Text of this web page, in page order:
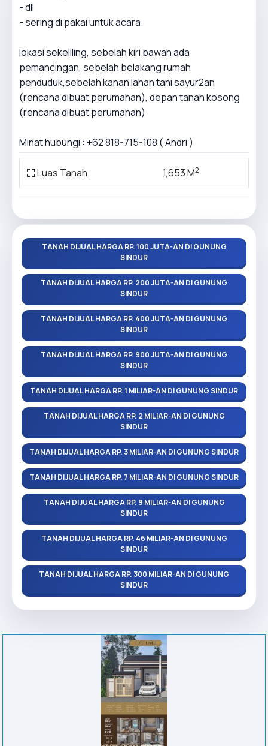
- dll
- sering di pakai untuk acara
lokasi sekeliling, sebelah kiri bawah ada
pemancingan, sebelah belakang rumah
penduduk,sebelah kanan lahan tani sayur2an
(rencana dibuat perumahan), depan tanah kosong
(rencana dibuat perumahan)
Minat hubungi : +62 818-715-108 ( Andri )
Luas Tanah 1,653 M2
TANAH DIJUAL HARGA RP. 100 JUTA-AN DI GUNUNG
SINDUR
TANAH DIJUAL HARGA RP. 200 JUTA-AN DI GUNUNG
SINDUR
TANAH DIJUAL HARGA RP. 400 JUTA-AN DI GUNUNG
SINDUR
TANAH DIJUAL HARGA RP. 900 JUTA-AN DI GUNUNG
SINDUR
TANAH DIJUAL HARGA RP. 1 MILIAR-AN DI GUNUNG SINDUR
TANAH DIJUAL HARGA RP. 2 MILIAR-AN DI GUNUNG
SINDUR
TANAH DIJUAL HARGA RP. 3 MILIAR-AN DI GUNUNG SINDUR
TANAH DIJUAL HARGA RP. 7 MILIAR-AN DI GUNUNG SINDUR
TANAH DIJUAL HARGA RP. 9 MILIAR-AN DI GUNUNG
SINDUR
TANAH DIJUAL HARGA RP. 46 MILIAR-AN DI GUNUNG
SINDUR
TANAH DIJUAL HARGA RP. 300 MILIAR-AN DI GUNUNG
SINDUR